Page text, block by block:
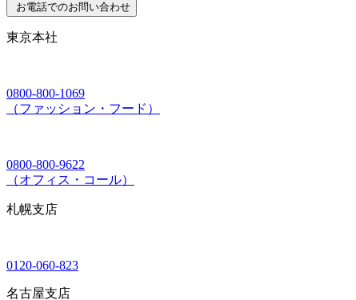
お電話でのお問い合わせ
東京本社
0800-800-1069
（ファッション・フード）
0800-800-9622
（オフィス・コール）
札幌支店
0120-060-823
名古屋支店